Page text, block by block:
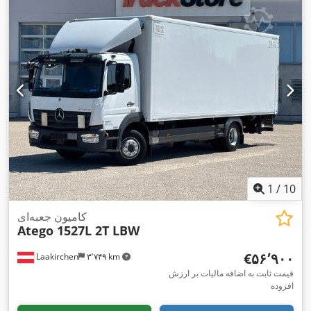
سیستم تعلیق:فولاد-هوا, طول کل:۱۰٬۷۶۰ میلی‌متر
۲٬۵۵۰ میلی‌متر
, ارتفاع کل:۳٬۷۰۰ میلی‌متر
, طول فضای بارگیری:
۸٬۵۳۰ میلی‌متر
, عرض فضای بارگیری:۲٬۴۸۰ میلی‌متر
, ارتفاع فضای
بارگیری:
, سال ساخت:۲۰۱۹, تجهیزات:آینه برقی,
اِی‌بی‌اِس‎, بالابر عقب, بلوتوث, تنظیم برقی پنجره, تهویه مطبوع,
سیستم ناوبری, قفل مرکزی, کروز کنترل, کنترل کشش, گرم‌کن
صندلی,
1 / 10
Laakirchen ۳٬۷۴۹ km
کامیون جعبه‌ای
Atego 1527L 2T LBW
‎€۵۶٬۹۰۰
قیمت ثابت به اضافه مالیات بر ارزش
افزوده